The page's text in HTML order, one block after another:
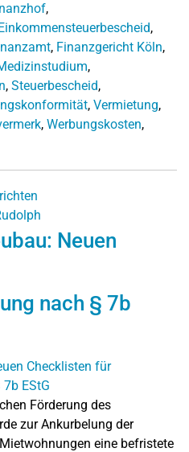
,
,
, Finanzgericht Köln,
,
, Steuerbescheid,
, Vermietung,
, Werbungskosten,
Neuen
nach § 7b
Förderung des
zur Ankurbelung der
eine befristete